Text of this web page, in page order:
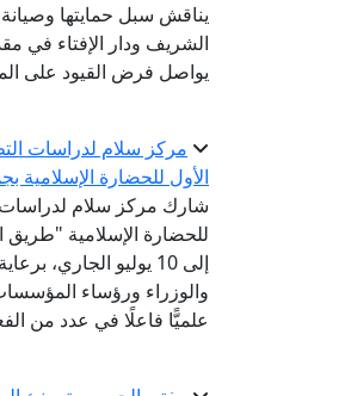
يناقش سبل حمايتها
الشريف ودار الإفتاء في
يواصل فرض القيود على
مركز سلام لدراسات
الأول للحضارة الإسلامية
شارك مركز سلام لدراسات
إلى 10 يوليو
والوزراء ورؤساء
علميًّا فاعلًا في عدد من